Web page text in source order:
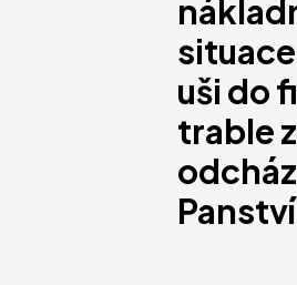
uši do
trable